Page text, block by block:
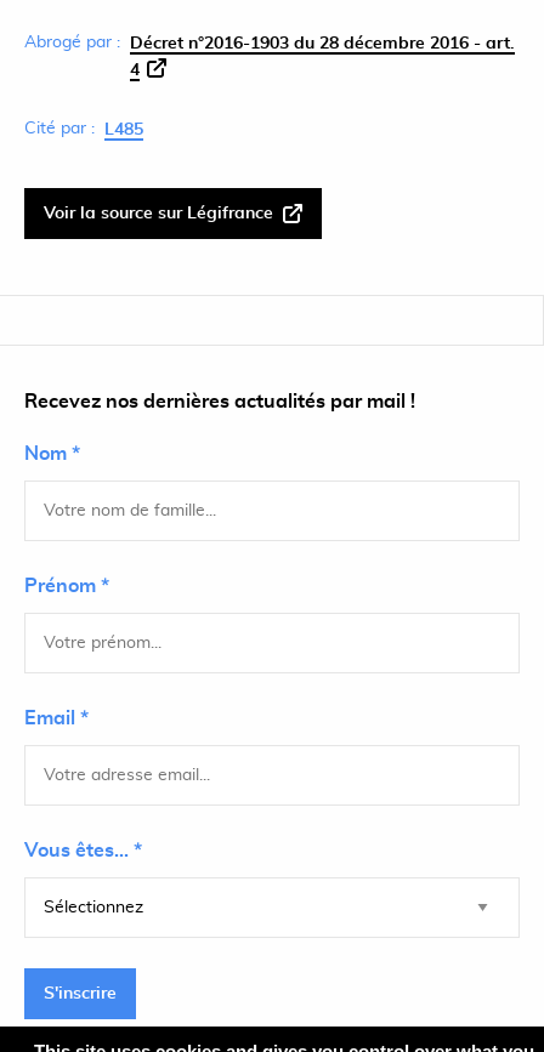
Abrogé par :
Décret n°2016-1903 du 28 décembre 2016 - art.
4
Cité par : L485
Voir la source sur Légifrance
Recevez nos dernières actualités par mail !
Nom *
Prénom *
Email *
Vous êtes... *
S'inscrire